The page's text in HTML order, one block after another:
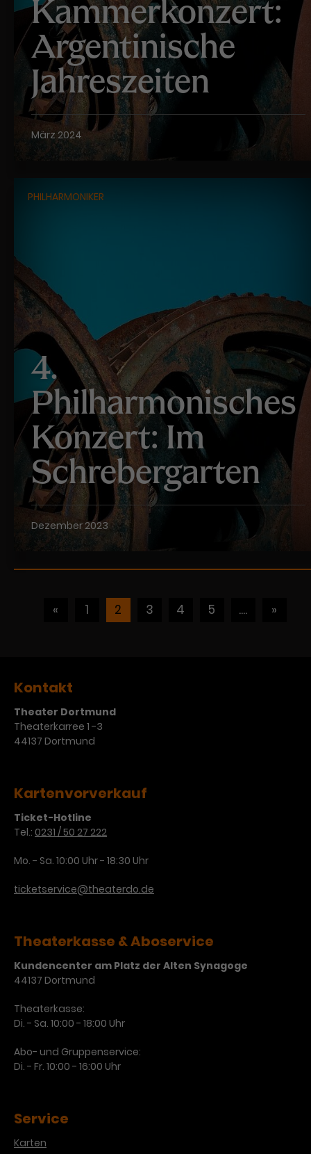
Kammerkonzert:
Argentinische
Jahreszeiten
März 2024
PHILHARMONIKER
4.
Philharmonisches
Konzert: Im
Schrebergarten
Dezember 2023
« 1 2 3 4 5 .... »
Kontakt
Theater Dortmund
Theaterkarree 1 -3
44137 Dortmund
Kartenvorverkauf
Ticket-Hotline
Tel.: 0231 / 50 27 222
Mo. - Sa. 10:00 Uhr - 18:30 Uhr
ticketservice@theaterdo.de
Theaterkasse & Aboservice
Kundencenter am Platz der Alten Synagoge
44137 Dortmund
Theaterkasse:
Di. - Sa. 10:00 - 18:00 Uhr
Abo- und Gruppenservice:
Di. - Fr. 10:00 - 16:00 Uhr
Service
Karten